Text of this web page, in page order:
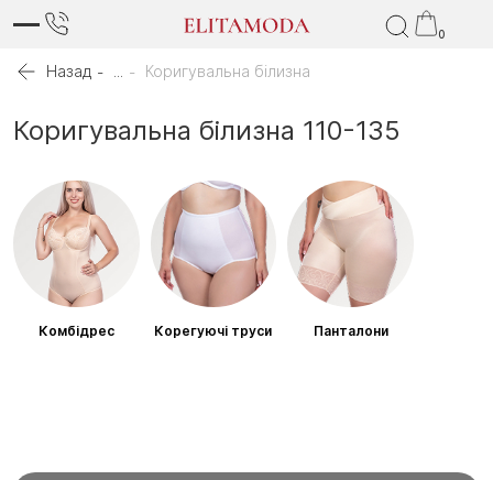
0
Назад Коригувальна білизна
Коригувальна білизна 110-135
Комбідрес Корегуючі труси Панталони